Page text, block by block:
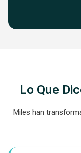
Lo Que
Miles han